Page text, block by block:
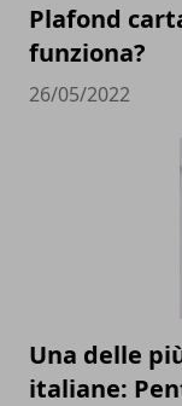
Plafond
funziona?
26/05/2022
Una delle
italiane: